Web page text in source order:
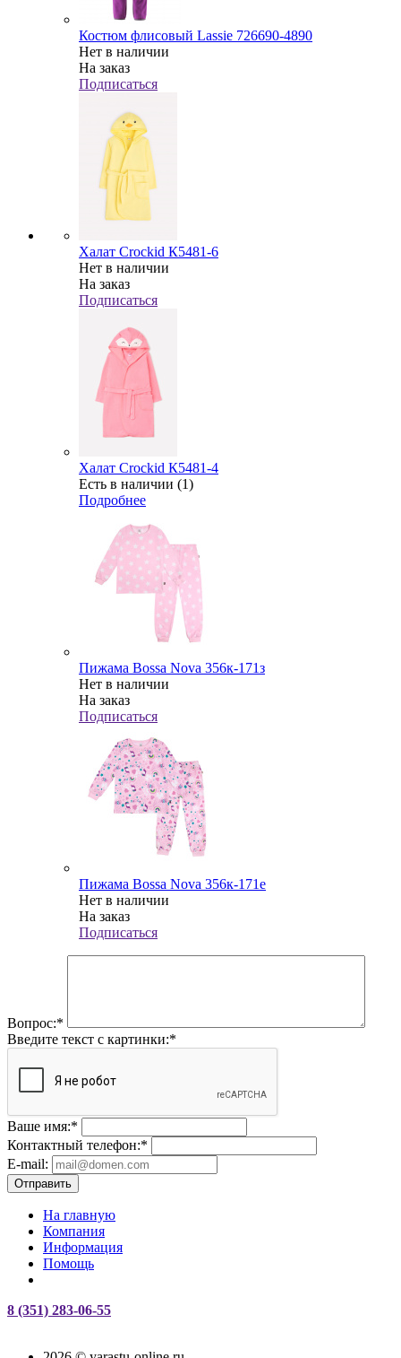
Костюм флисовый Lassie 726690-4890
Нет в наличии
На заказ
Подписаться
Халат Crockid К5481-6
Нет в наличии
На заказ
Подписаться
Халат Crockid К5481-4
Есть в наличии (1)
Подробнее
Пижама Bossa Nova 356к-171з
Нет в наличии
На заказ
Подписаться
Пижама Bossa Nova 356к-171е
Нет в наличии
На заказ
Подписаться
Вопрос:*
Введите текст с картинки:*
Ваше имя:*
Контактный телефон:*
E-mail:
Отправить
На главную
Компания
Информация
Помощь
8 (351) 283-06-55